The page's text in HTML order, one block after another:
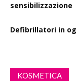
sensibilizzazione
Defibrillatori in
KOSMETICA